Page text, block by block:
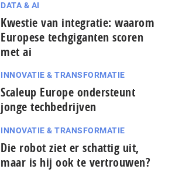
DATA & AI
Kwestie van integratie: waarom
Europese techgiganten scoren
met ai
INNOVATIE & TRANSFORMATIE
Scaleup Europe ondersteunt
jonge techbedrijven
INNOVATIE & TRANSFORMATIE
Die robot ziet er schattig uit,
maar is hij ook te vertrouwen?